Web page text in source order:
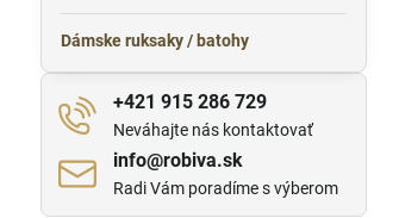
Dámske ruksaky / batohy
+421 915 286 729
Neváhajte nás kontaktovať
info​@robiva​.sk
Radi Vám poradíme s výberom